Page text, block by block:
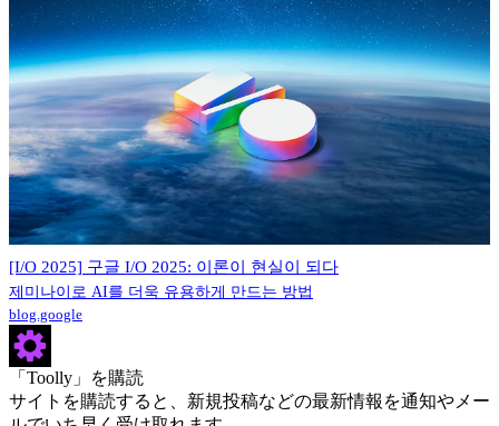
[I/O 2025] 구글 I/O 2025: 이론이 현실이 되다
제미나이로 AI를 더욱 유용하게 만드는 방법
blog.google
「Toolly」を購読
サイトを購読すると、新規投稿などの最新情報を通知やメー